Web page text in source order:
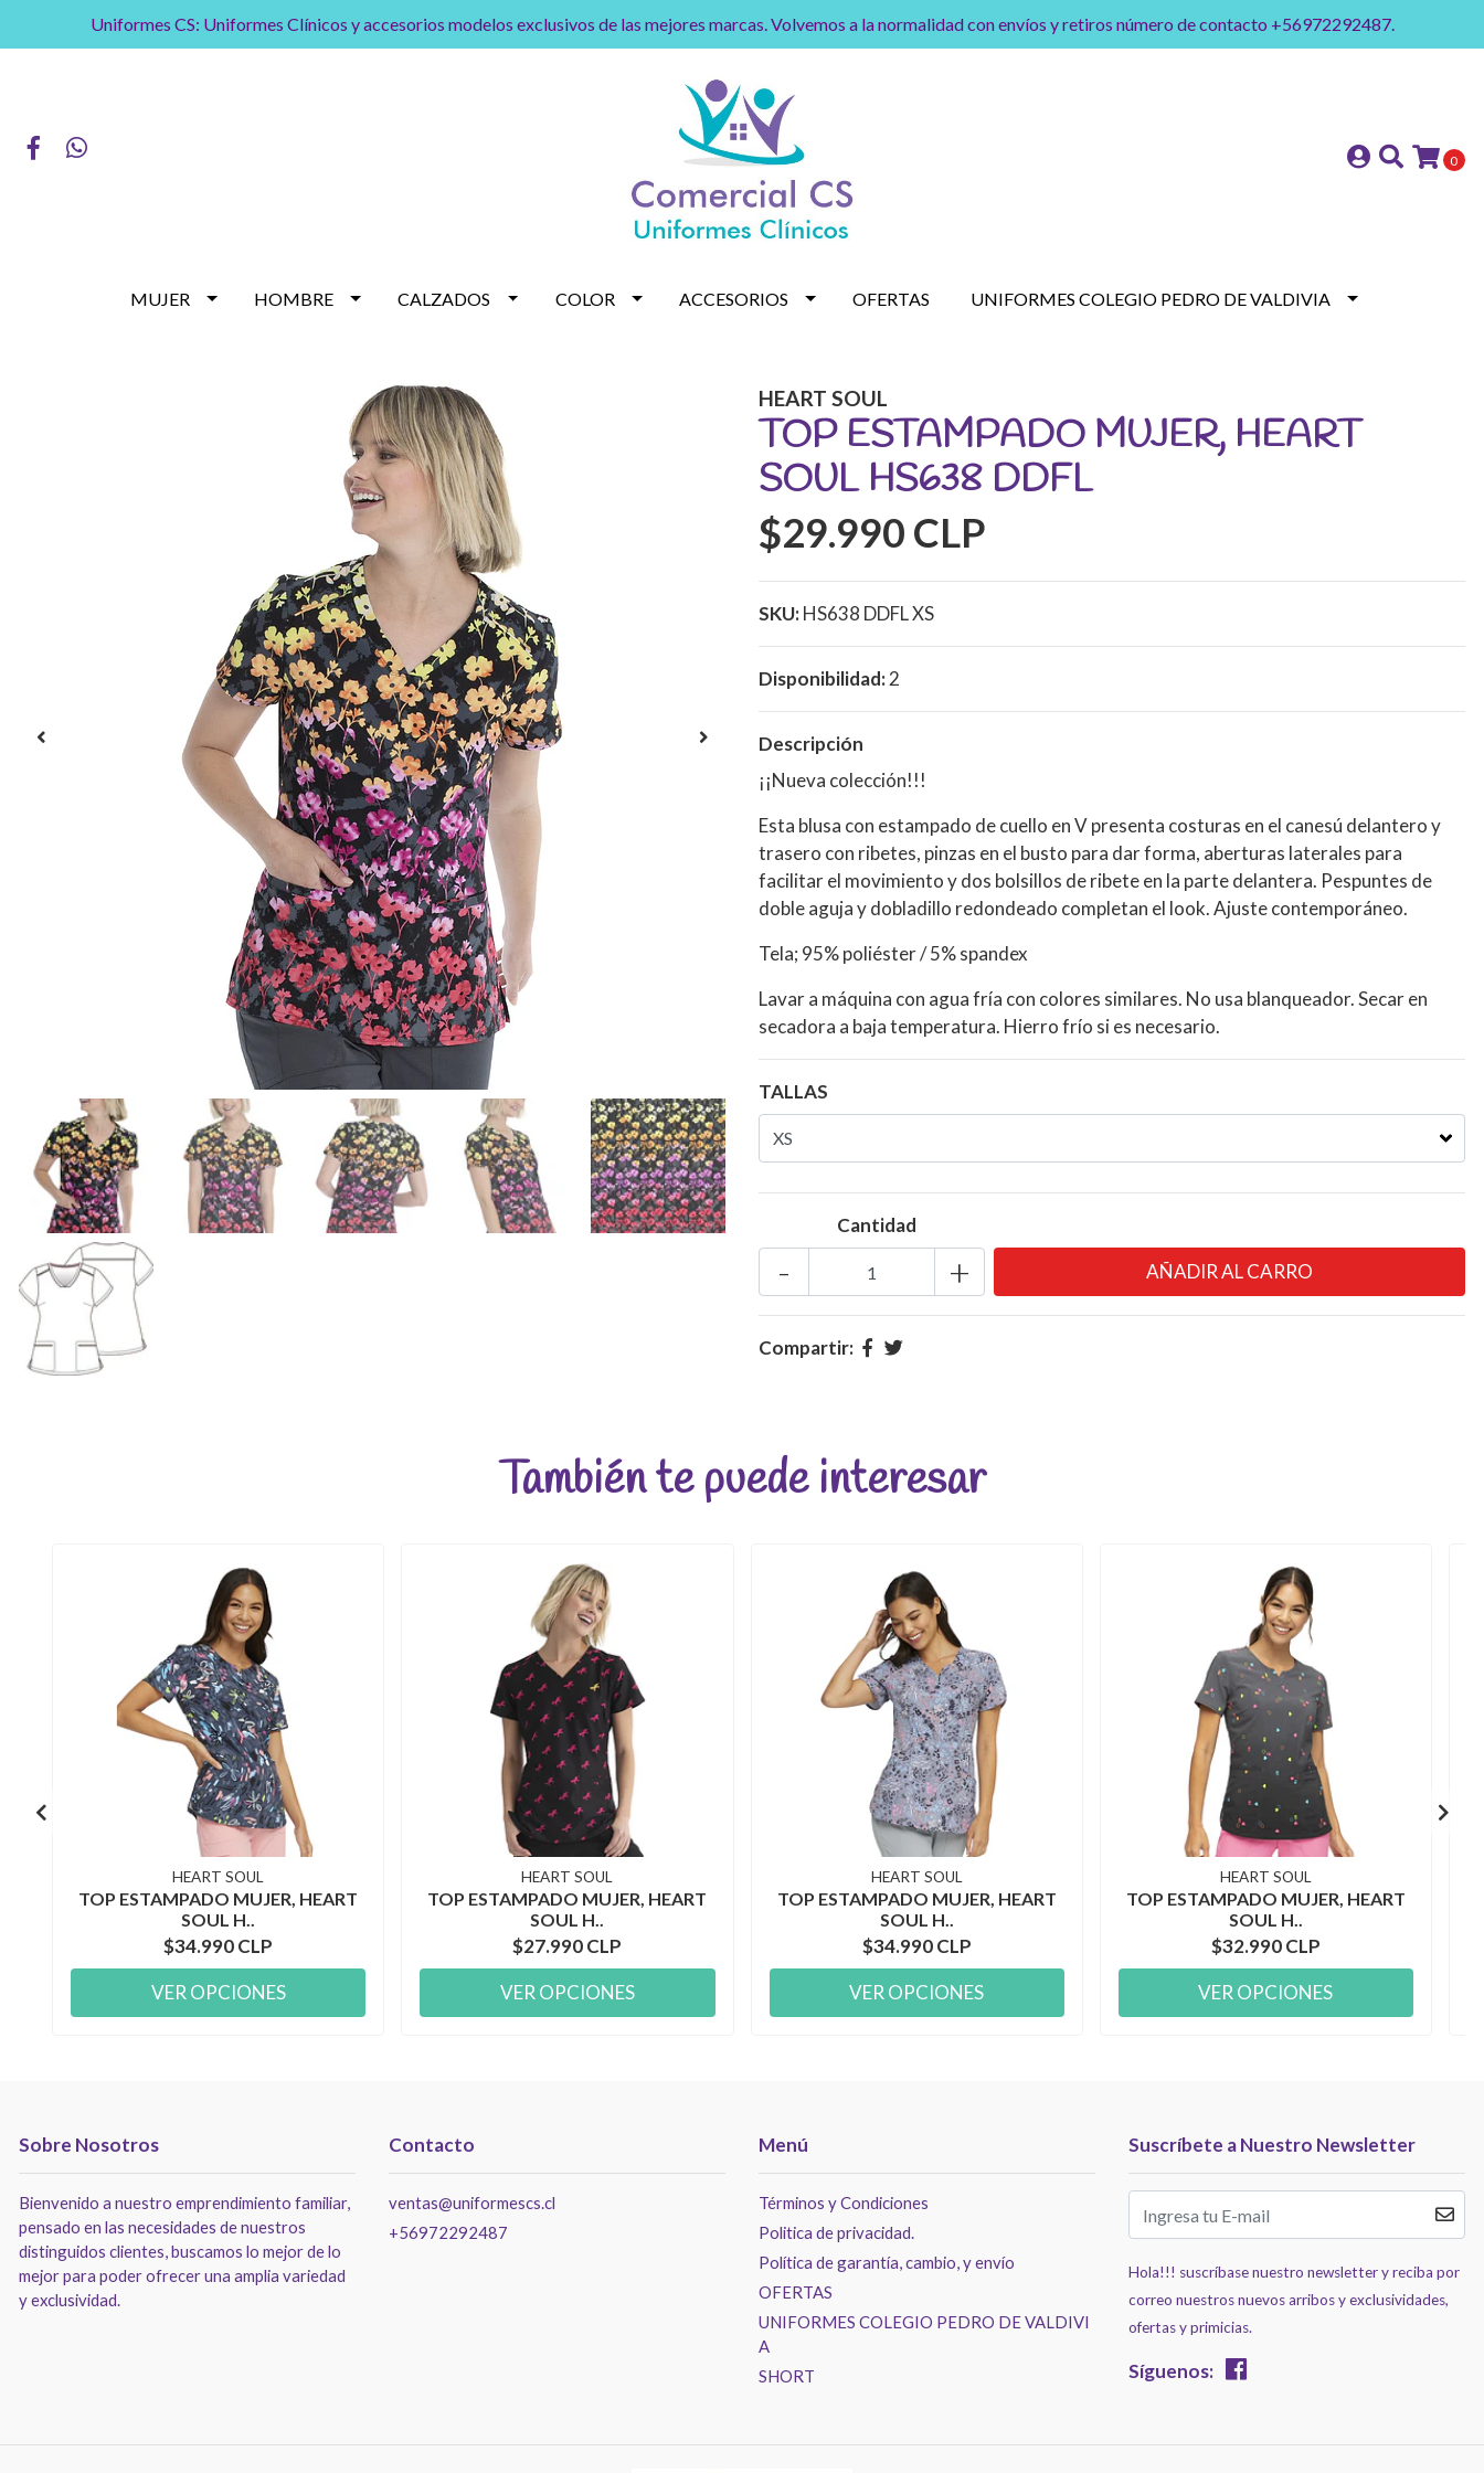
Uniformes CS: Uniformes Clínicos y accesorios modelos exclusivos de las mejores marcas. Volvemos a la normalidad con envíos y retiros número de contacto +56972292487.
0
MUJER HOMBRE CALZADOS COLOR ACCESORIOS OFERTAS UNIFORMES COLEGIO PEDRO DE VALDIVIA
HEART SOUL
TOP ESTAMPADO MUJER, HEART
SOUL HS638 DDFL
$29.990 CLP
SKU:HS638 DDFL XS
Disponibilidad:2
Descripción
¡¡Nueva colección!!!
Esta blusa con estampado de cuello en V presenta costuras en el canesú delantero y
trasero con ribetes, pinzas en el busto para dar forma, aberturas laterales para
facilitar el movimiento y dos bolsillos de ribete en la parte delantera. Pespuntes de
doble aguja y dobladillo redondeado completan el look. Ajuste contemporáneo.
Tela; 95% poliéster / 5% spandex
Lavar a máquina con agua fría con colores similares. No usa blanqueador. Secar en
secadora a baja temperatura. Hierro frío si es necesario.
TALLAS
Cantidad
+
-
Compartir:
También te puede interesar
HEART SOUL
TOP ESTAMPADO MUJER, HEART
SOUL H..
$34.990 CLP
VER OPCIONES
HEART SOUL
TOP ESTAMPADO MUJER, HEART
SOUL H..
$27.990 CLP
VER OPCIONES
HEART SOUL
TOP ESTAMPADO MUJER, HEART
SOUL H..
$34.990 CLP
VER OPCIONES
HEART SOUL
TOP ESTAMPADO MUJER, HEART
SOUL H..
$32.990 CLP
VER OPCIONES
Sobre Nosotros
Bienvenido a nuestro emprendimiento familiar,
pensado en las necesidades de nuestros
distinguidos clientes, buscamos lo mejor de lo
mejor para poder ofrecer una amplia variedad
y exclusividad.
Contacto
ventas@uniformescs.cl
+56972292487
Menú
Términos y Condiciones
Politica de privacidad.
Política de garantía, cambio, y envío
OFERTAS
UNIFORMES COLEGIO PEDRO DE VALDIVI
A
SHORT
Suscríbete a Nuestro Newsletter
Hola!!! suscríbase nuestro newsletter y reciba por
correo nuestros nuevos arribos y exclusividades,
ofertas y primicias.
Síguenos: